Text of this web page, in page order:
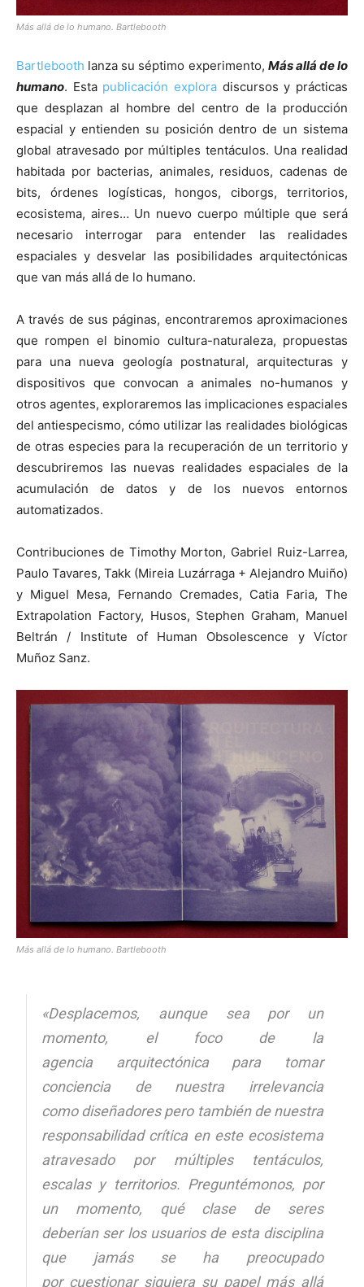
Más allá de lo humano. Bartlebooth
Bartlebooth lanza su séptimo experimento, Más allá de lo
humano. Esta publicación explora discursos y prácticas
que desplazan al hombre del centro de la producción
espacial y entienden su posición dentro de un sistema
global atravesado por múltiples tentáculos. Una realidad
habitada por bacterias, animales, residuos, cadenas de
bits, órdenes logísticas, hongos, ciborgs, territorios,
ecosistema, aires… Un nuevo cuerpo múltiple que será
necesario interrogar para entender las realidades
espaciales y desvelar las posibilidades arquitectónicas
que van más allá de lo humano.
A través de sus páginas, encontraremos aproximaciones
que rompen el binomio cultura-naturaleza, propuestas
para una nueva geología postnatural, arquitecturas y
dispositivos que convocan a animales no-humanos y
otros agentes, exploraremos las implicaciones espaciales
del antiespecismo, cómo utilizar las realidades biológicas
de otras especies para la recuperación de un territorio y
descubriremos las nuevas realidades espaciales de la
acumulación de datos y de los nuevos entornos
automatizados.
Contribuciones de Timothy Morton, Gabriel Ruiz-Larrea,
Paulo Tavares, Takk (Mireia Luzárraga + Alejandro Muiño)
y Miguel Mesa, Fernando Cremades, Catia Faria, The
Extrapolation Factory, Husos, Stephen Graham, Manuel
Beltrán / Institute of Human Obsolescence y Víctor
Muñoz Sanz.
Más allá de lo humano. Bartlebooth
«Desplacemos, aunque sea por un
momento, el foco de la
agencia arquitectónica para tomar
conciencia de nuestra irrelevancia
como diseñadores pero también de nuestra
responsabilidad crítica en este ecosistema
atravesado por múltiples tentáculos,
escalas y territorios. Preguntémonos, por
un momento, qué clase de seres
deberían ser los usuarios de esta disciplina
que jamás se ha preocupado
por cuestionar siquiera su papel más allá